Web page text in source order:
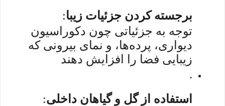
برجسته کردن جزئیات زیبا:
توجه به جزئیاتی چون دکوراسیون
دیواری، پرده‌ها، و نمای بیرونی که
زیبایی فضا را افزایش دهند
.
استفاده از گل و گیاهان داخلی: